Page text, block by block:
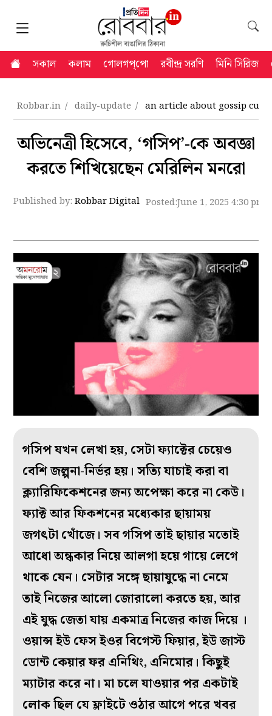
সকাল কলাম গোলগপ্‌পো রবীন্দ্র সরণি মিনি সিরিজ
Robbar.in daily-update an article about gossip
অভিনেত্রী হিসেবে, ‘গসিপ’-কে অবজ্ঞা
করতে শিখিয়েছেন মেরিলিন মনরো
Published by:Robbar Digital Posted:June 1, 2025 4:30 pm
গসিপ যখন লেখা হয়, সেটা ফ‌্যাক্টের চেয়েও
বেশি জল্পনা-নির্ভর হয়। সত্যি যাচাই করা বা
ক্ল‌্যারিফিকেশনের জন‌্য অপেক্ষা করে না কেউ।
ফ‌্যাক্ট আর ফিকশনের মধ‌্যেকার ছায়াময়
জগৎটা খোঁজে। সব গসিপ তাই ছায়ার মতোই
আধো অন্ধকার নিয়ে আলগা হয়ে গায়ে লেগে
থাকে যেন। সেটার সঙ্গে ছায়াযুদ্ধে না নেমে
তাই নিজের আলো জোরালো করতে হয়, আর
এই যুদ্ধ জেতা যায় একমাত্র নিজের কাজ দিয়ে ।
ওয়ান্স ইউ ফেস ইওর বিগেস্ট ফিয়ার, ইউ জাস্ট
ডোন্ট কেয়ার ফর এনিথিং, এনিমোর। কিছুই
ম‌্যাটার করে না। মা চলে যাওয়ার পর একটাই
লোক ছিল যে ফ্লাইটে ওঠার আগে পরে খবর